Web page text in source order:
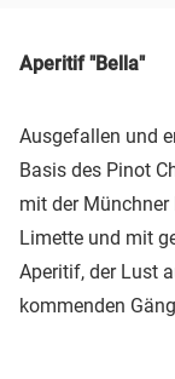
Aperitif "Bella"
Ausgefallen und
Basis des Pinot
mit der
Limette und mit
Aperitif, der Lust
kommenden